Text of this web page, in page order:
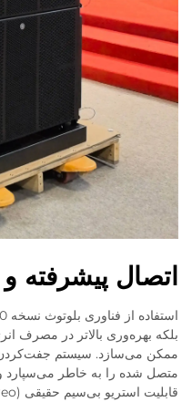
اتصال پیشرفته
بلکه بهره‌وری بالاتر در مصرف
ممکن می‌سازد. سیستم جفت‌کردن
متصل شده را به خاطر می‌سپارد